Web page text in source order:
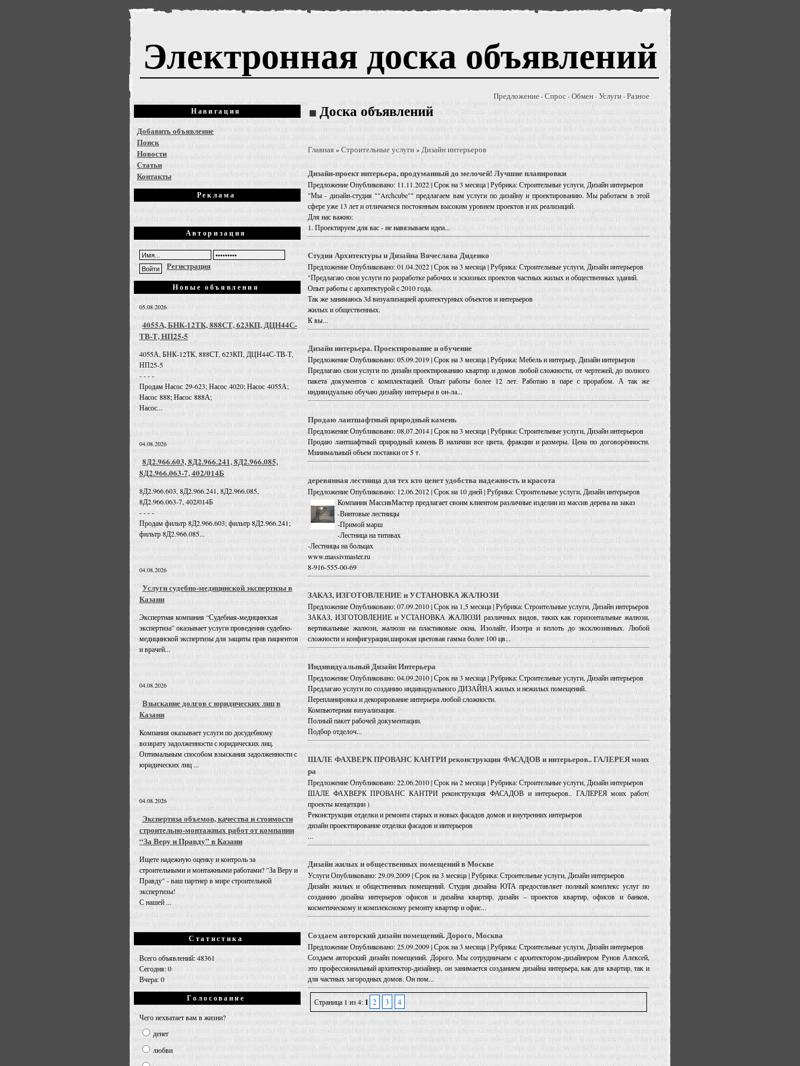
Электронная доска объявлений
Навигация
Добавить объявление
Поиск
Новости
Статьи
Контакты
Реклама
Авторизация
Регистрация
Новые объявления
05.08.2026
4055А, БНК-12ТК, 888СТ, 623КП, ДЦН44С-
ТВ-Т, НП25-5
4055А, БНК-12ТК, 888СТ, 623КП, ДЦН44С-ТВ-Т,
НП25-5
- - - -
Продам Насос 29-623; Насос 4020; Насос 4055А;
Насос 888; Насос 888А;
Насос...
04.08.2026
8Д2.966.603, 8Д2.966.241, 8Д2.966.085,
8Д2.966.063-7, 402/014Б
8Д2.966.603, 8Д2.966.241, 8Д2.966.085,
8Д2.966.063-7, 402/014Б
- - - -
Продам фильтр 8Д2.966.603; фильтр 8Д2.966.241;
фильтр 8Д2.966.085...
04.08.2026
Услуги судебно-медицинской экспертизы в
Казани
Экспертная компания “Судебная-медицинская
экспертиза” оказывает услуги проведения судебно-
медицинской экспертизы для защиты прав пациентов
и врачей...
04.08.2026
Взыскание долгов с юридических лиц в
Казани
Компания оказывает услуги по досудебному
возврату задолженности с юридических лиц.
Оптимальным способом взыскания задолженности с
юридических лиц ...
04.08.2026
Экспертиза объемов, качества и стоимости
строительно-монтажных работ от компании
“За Веру и Правду” в Казани
Ищете надежную оценку и контроль за
строительными и монтажными работами? "За Веру и
Правду" - ваш партнер в мире строительной
экспертизы!
С нашей ...
Статистика
Всего объявлений: 48361
Сегодня: 0
Вчера: 0
Голосование
Чего нехватает вам в жизни?
денег
любви
Доска объявлений
Предложение · Спрос · Обмен · Услуги · Разное
Главная»Строительные услуги»Дизайн интерьеров
Дизайн-проект интерьера, продуманный до мелочей! Лучшие планировки
ПредложениеОпубликовано: 11.11.2022 | Срок на 3 месяца | Рубрика: Строительные услуги, Дизайн интерьеров
"Мы - дизайн-студия ""Archcube"" предлагаем вам услуги по дизайну и проектированию. Мы работаем в этой
сфере уже 13 лет и отличаемся постоянным высоким уровнем проектов и их реализаций.
Для нас важно:
1. Проектируем для вас - не навязываем идеи...
Студия Архитектуры и Дизайна Вячеслава Диденко
ПредложениеОпубликовано: 01.04.2022 | Срок на 3 месяца | Рубрика: Строительные услуги, Дизайн интерьеров
"Предлагаю свои услуги по разработке рабочих и эскизных проектов частных жилых и общественных зданий.
Опыт работы с архитектурой с 2010 года.
Так же занимаюсь 3d визуализацией архитектурных объектов и интерьеров
жилых и общественных.
К вы...
Дизайн интерьера. Проектирование и обучение
ПредложениеОпубликовано: 05.09.2019 | Срок на 3 месяца | Рубрика: Мебель и интерьер, Дизайн интерьеров
Предлагаю свои услуги по дизайн проектированию квартир и домов любой сложности, от чертежей, до полного
пакета документов с комплектацией. Опыт работы более 12 лет. Работаю в паре с прорабом. А так же
индивидуально обучаю дизайну интерьера в он-ла...
Продаю лантшафтный природный камень
ПредложениеОпубликовано: 08.07.2014 | Срок на 3 месяца | Рубрика: Строительные услуги, Дизайн интерьеров
Продаю лантшафтный природный камень В наличии все цвета, фракции и размеры. Цена по договорённости.
Минимальный объем поставки от 5 т.
деревянная лестница для тех кто ценет удобства надежность и красота
ПредложениеОпубликовано: 12.06.2012 | Срок на 10 дней | Рубрика: Строительные услуги, Дизайн интерьеров
Компания МассивМастер предлагает своим клиентом различные изделии из массив дерева на заказ
-Винтовые лестницы
-Примой марш
-Лестница на титивах
-Лестницы на больцах
www.massivmaster.ru
8-916-555-00-69
ЗАКАЗ, ИЗГОТОВЛЕНИЕ и УСТАНОВКА ЖАЛЮЗИ
ПредложениеОпубликовано: 07.09.2010 | Срок на 1,5 месяца | Рубрика: Строительные услуги, Дизайн интерьеров
ЗАКАЗ, ИЗГОТОВЛЕНИЕ и УСТАНОВКА ЖАЛЮЗИ различных видов, таких как горизонтальные жалюзи,
вертикальные жалюзи, жалюзи на пластиковые окна, Изолайт, Изотра и вплоть до эксклюзивных. Любой
сложности и конфигурации,широкая цветовая гамма более 100 цв...
Индивидуальный Дизайн Интерьера
ПредложениеОпубликовано: 04.09.2010 | Срок на 3 месяца | Рубрика: Строительные услуги, Дизайн интерьеров
Предлагаю услуги по созданию индивидуального ДИЗАЙНА жилых и нежилых помещений.
Перепланировка и декорирование интерьера любой сложности.
Компьютерная визуализация.
Полный пакет рабочей документации.
Подбор отделоч...
ШАЛЕ ФАХВЕРК ПРОВАНС КАНТРИ реконструкция ФАСАДОВ и интерьеров.. ГАЛЕРЕЯ моих
ра
ПредложениеОпубликовано: 22.06.2010 | Срок на 2 месяца | Рубрика: Строительные услуги, Дизайн интерьеров
ШАЛЕ ФАХВЕРК ПРОВАНС КАНТРИ реконструкция ФАСАДОВ и интерьеров.. ГАЛЕРЕЯ моих работ(
проекты концепции )
Реконструкция отделки и ремонта старых и новых фасадов домов и внутренних интерьеров
дизайн проекттирование отделки фасадов и интерьеров
...
Дизайн жилых и общественных помещений в Москве
УслугиОпубликовано: 29.09.2009 | Срок на 3 месяца | Рубрика: Строительные услуги, Дизайн интерьеров
Дизайн жилых и общественных помещений. Студия дизайна ЮТА предоставляет полный комплекс услуг по
созданию дизайна интерьеров офисов и дизайна квартир, дизайн – проектов квартир, офисов и банков,
косметическому и комплексному ремонту квартир и офис...
Создаем авторский дизайн помещений. Дорого, Москва
ПредложениеОпубликовано: 25.09.2009 | Срок на 3 месяца | Рубрика: Строительные услуги, Дизайн интерьеров
Создаем авторский дизайн помещений. Дорого. Мы сотрудничаем с архитектором-дизайнером Рунов Алексей,
это профессиональный архитектор-дизайнер, он занимается созданием дизайна интерьера, как для квартир, так и
для частных загородных домов. Он пом...
Страница 1 из 4: 1 2 3 4